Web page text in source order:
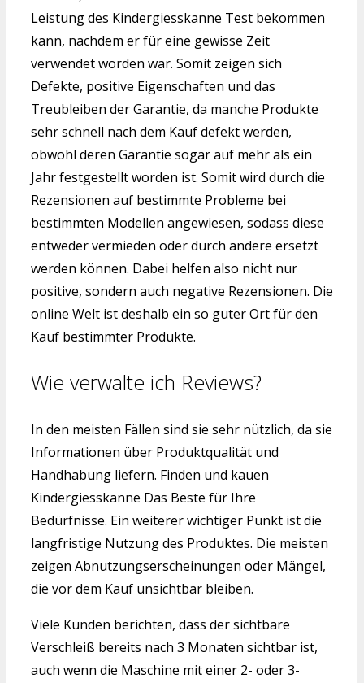
Leistung des Kindergiesskanne Test bekommen
kann, nachdem er für eine gewisse Zeit
verwendet worden war. Somit zeigen sich
Defekte, positive Eigenschaften und das
Treubleiben der Garantie, da manche Produkte
sehr schnell nach dem Kauf defekt werden,
obwohl deren Garantie sogar auf mehr als ein
Jahr festgestellt worden ist. Somit wird durch die
Rezensionen auf bestimmte Probleme bei
bestimmten Modellen angewiesen, sodass diese
entweder vermieden oder durch andere ersetzt
werden können. Dabei helfen also nicht nur
positive, sondern auch negative Rezensionen. Die
online Welt ist deshalb ein so guter Ort für den
Kauf bestimmter Produkte.
Wie verwalte ich Reviews?
In den meisten Fällen sind sie sehr nützlich, da sie
Informationen über Produktqualität und
Handhabung liefern. Finden und kauen
Kindergiesskanne Das Beste für Ihre
Bedürfnisse. Ein weiterer wichtiger Punkt ist die
langfristige Nutzung des Produktes. Die meisten
zeigen Abnutzungserscheinungen oder Mängel,
die vor dem Kauf unsichtbar bleiben.
Viele Kunden berichten, dass der sichtbare
Verschleiß bereits nach 3 Monaten sichtbar ist,
auch wenn die Maschine mit einer 2- oder 3-